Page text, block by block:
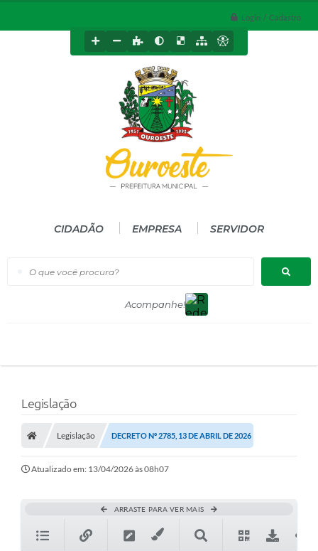
Login / Cadastro
O que você procura?
CIDADÃO EMPRESA SERVIDOR
Legislação
Legislação DECRETO Nº 2785, 13 DE ABRIL DE 2026
Atualizado em: 13/04/2026 às 08h07
ARRASTE PARA VER MAIS